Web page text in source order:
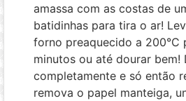
amassa com as costas de
batidinhas para tira o ar!
forno preaquecido a 200°C
minutos ou até dourar bem!
completamente e só então
remova o papel manteiga,